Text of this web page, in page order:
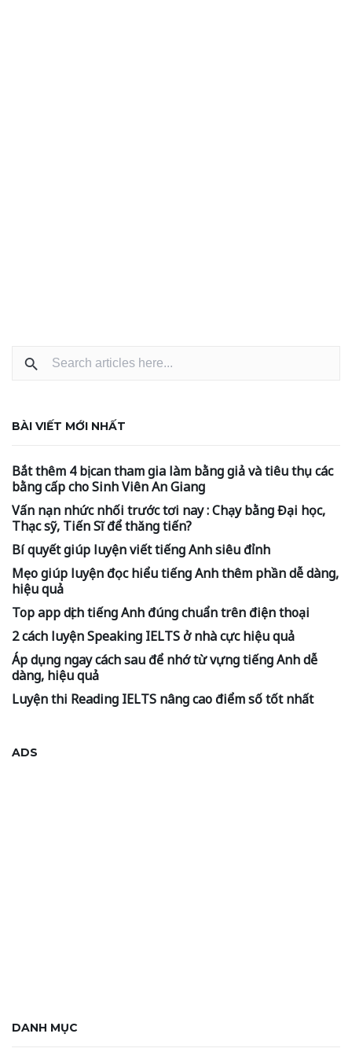
BÀI VIẾT MỚI NHẤT
Bắt thêm 4 bị can tham gia làm bằng giả và tiêu thụ các
bằng cấp cho Sinh Viên An Giang
Vấn nạn nhức nhối trước tơi nay : Chạy bằng Đại học,
Thạc sỹ, Tiến Sĩ để thăng tiến?
Bí quyết giúp luyện viết tiếng Anh siêu đỉnh
Mẹo giúp luyện đọc hiểu tiếng Anh thêm phần dễ dàng,
hiệu quả
Top app dịch tiếng Anh đúng chuẩn trên điện thoại
2 cách luyện Speaking IELTS ở nhà cực hiệu quả
Áp dụng ngay cách sau để nhớ từ vựng tiếng Anh dễ
dàng, hiệu quả
Luyện thi Reading IELTS nâng cao điểm số tốt nhất
ADS
DANH MỤC